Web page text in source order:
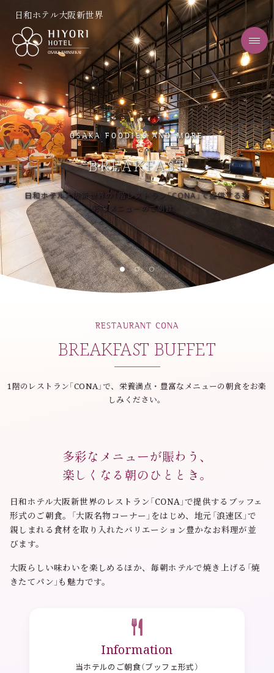
日和ホテル大阪新世界
OSAKA FOODIES AND MORE
BREAKFAST
日和ホテル大阪新世界の1階レストラン「CONA」で提供する多
彩なメニューのご朝食。
OSAKA FOODIES AND MORE
BREAKFAST
地元「浪速区」で親しまれる食材を取り入れたバリエーション
豊かなお料理が並びます。
RESTAURANT CONA
BREAKFAST BUFFET
1階のレストラン「CONA」で、栄養満点・豊富なメニューの朝食をお楽
しみください。
多彩なメニューが賑わう、
楽しくなる朝のひととき。
日和ホテル大阪新世界のレストラン「CONA」で提供するブッフェ
形式のご朝食。「大阪名物コーナー」をはじめ、地元「浪速区」で
親しまれる食材を取り入れたバリエーション豊かなお料理が並
びます。
大阪らしい味わいを楽しめるほか、毎朝ホテルで焼き上げる「焼
きたてパン」も魅力です。
Information
当ホテルのご朝食（ブッフェ形式）